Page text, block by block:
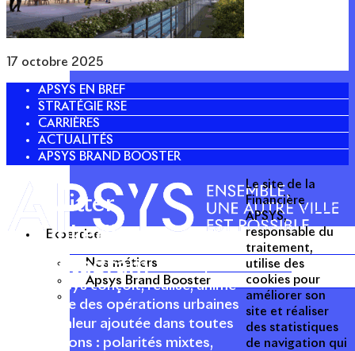
Expertise
Nos métiers
Apsys Brand Booster
17 octobre 2025
APSYS EN BREF
STRATÉGIE RSE
CARRIÈRES
ACTUALITÉS
APSYS BRAND BOOSTER
Acteur passionné de la ville depuis
1996, Apsys conçoit, réalise, anime
et valorise des opérations urbaines
à forte valeur ajoutée dans toutes
les fonctions : polarités mixtes,
Twitter
Linkedin
Instagram
Le site de la
Financière
APSYS,
responsable du
traitement,
utilise des
cookies pour
améliorer son
site et réaliser
des statistiques
de navigation qui